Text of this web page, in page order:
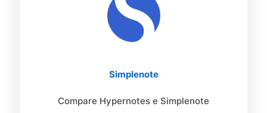
Simplenote
Compare Hypernotes e Simplenote